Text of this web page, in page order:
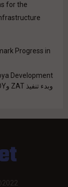
for the
Progress in
وبدء تنفيذ ZAT وCOY